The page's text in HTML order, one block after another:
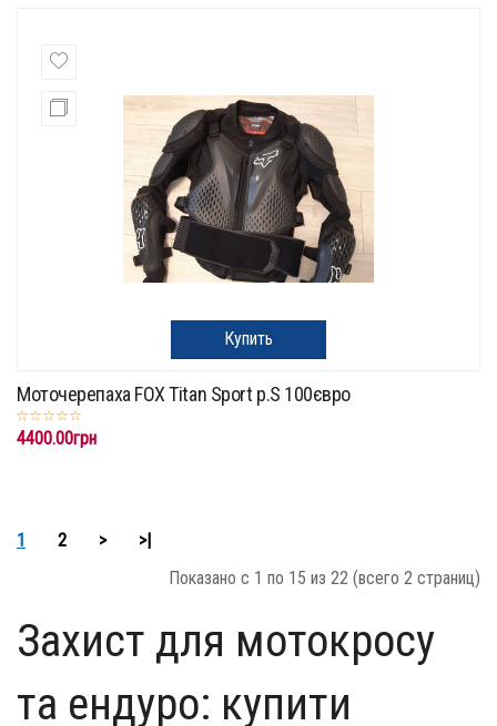
Купить
Моточерепаха FOX Titan Sport p.S 100євро
4400.00грн
1 2 >
>|
Показано с 1 по 15 из 22 (всего 2 страниц)
Захист для мотокросу
та ендуро: купити